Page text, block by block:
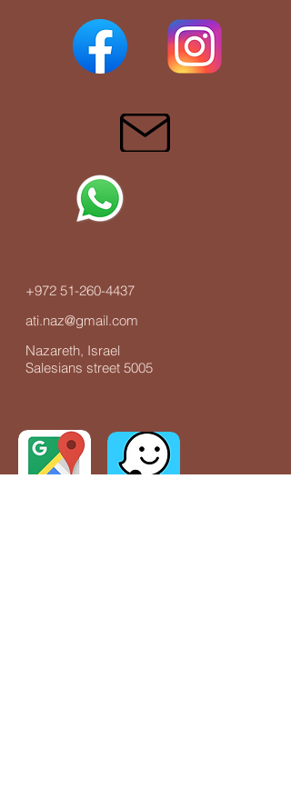
+972 51-260-4437
ati.naz@gmail.com
Nazareth, Israel
Salesians street 5005